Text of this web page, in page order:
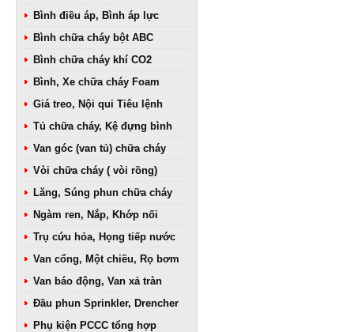
Bình điều áp, Bình áp lực
Bình chữa cháy bột ABC
Bình chữa cháy khí CO2
Bình, Xe chữa cháy Foam
Giá treo, Nội qui Tiêu lệnh
Tủ chữa cháy, Kệ đựng bình
Van góc (van tủ) chữa cháy
Vòi chữa cháy ( vòi rồng)
Lăng, Súng phun chữa cháy
Ngàm ren, Nắp, Khớp nối
Trụ cứu hỏa, Họng tiếp nước
Van cổng, Một chiều, Rọ bơm
Van báo động, Van xả tràn
Đầu phun Sprinkler, Drencher
Phụ kiện PCCC tổng hợp